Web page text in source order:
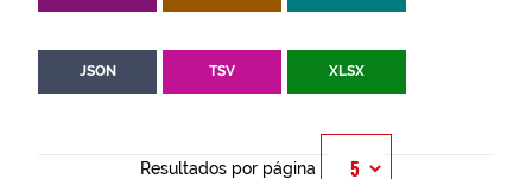
JSON TSV XLSX
Resultados por página